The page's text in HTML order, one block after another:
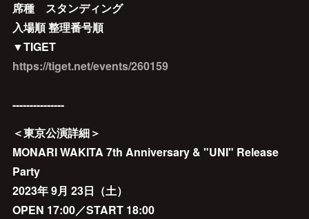
席種 スタンディング
入場順 整理番号順
▼TIGET
https://tiget.net/events/260159
---------------
＜東京公演詳細＞
MONARI WAKITA 7th Anniversary & "UNI" Release
Party
2023年 9月 23日（土）
OPEN 17:00／START 18:00